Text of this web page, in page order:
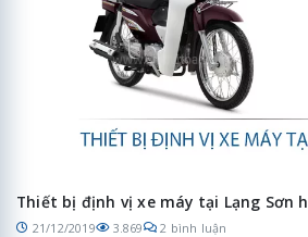
Thiết bị định vị xe máy tại Lạng Sơn
21/12/2019 3.869 2 bình luận